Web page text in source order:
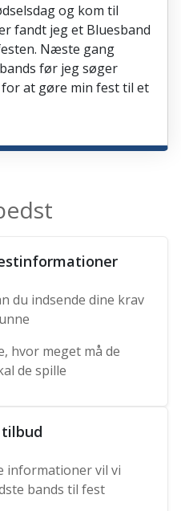
og kom til
fandt jeg et Bluesband
Næste gang
før jeg søger
at gøre min fest til et
du indsende dine krav
hvor meget må de
de spille
informationer vil vi
bands til fest